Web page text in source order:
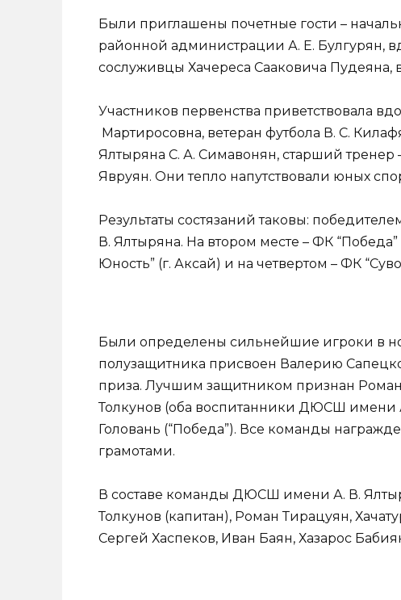
Были приглашены почетные гости –
районной администрации А. Е. Булгурян,
сослуживцы Хачереса Сааковича Пудеяна,
Участников первенства приветствовала
Мартиросовна, ветеран футбола В. С.
Ялтыряна С. А. Симавонян, старший
Явруян. Они тепло напутствовали юных
Результаты состязаний таковы:
В. Ялтыряна. На втором месте – ФК
Юность” (г. Аксай) и на четвертом – ФК
Были определены сильнейшие игроки в
полузащитника присвоен Валерию
приза. Лучшим защитником признан
Толкунов (оба воспитанники ДЮСШ имени
Головань (“Победа”). Все команды
грамотами.
В составе команды ДЮСШ имени А. В.
Толкунов (капитан), Роман Тирацуян,
Сергей Хаспеков, Иван Баян, Хазарос